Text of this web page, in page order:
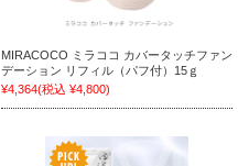
MIRACOCO ミラココ カバータッチファン
デーション リフィル（パフ付）15ｇ
¥4,364(税込 ¥4,800)